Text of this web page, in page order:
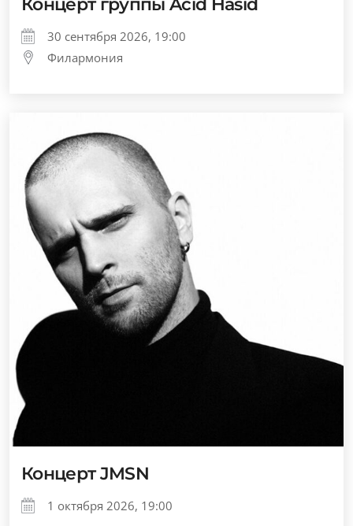
Концерт группы Acid Hasid
30 сентября 2026, 19:00
Филармония
Концерт JMSN
1 октября 2026, 19:00